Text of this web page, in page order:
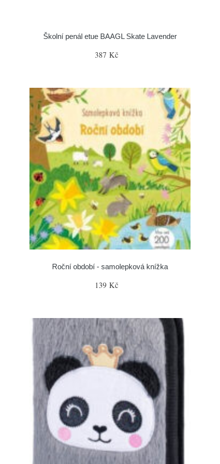
Školní penál etue BAAGL Skate Lavender
387 Kč
Roční období - samolepková knížka
139 Kč